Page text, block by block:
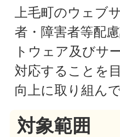
上毛町のウェブ
者・障害者等配
トウェア及びサ
対応することを
向上に取り組ん
対象範囲